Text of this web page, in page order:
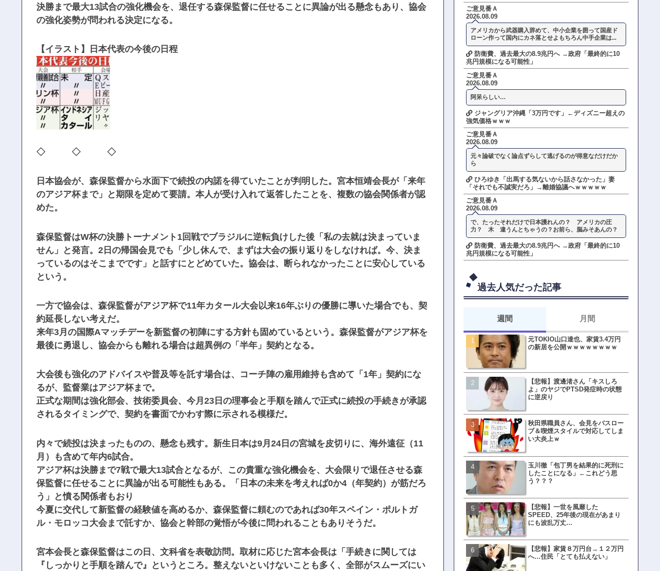
決勝まで最大13試合の強化機会を、退任する森保監督に任せることに異論が出る懸念もあり、協会
の強化姿勢が問われる決定になる。
【イラスト】日本代表の今後の日程
◇ ◇ ◇
日本協会が、森保監督から水面下で続投の内諾を得ていたことが判明した。宮本恒靖会長が「来年
のアジア杯まで」と期限を定めて要請。本人が受け入れて返答したことを、複数の協会関係者が認
めた。
森保監督はW杯の決勝トーナメント1回戦でブラジルに逆転負けした後「私の去就は決まっていま
せん」と発言。2日の帰国会見でも「少し休んで、まずは大会の振り返りをしなければ。今、決ま
っているのはそこまでです」と話すにとどめていた。協会は、断られなかったことに安心している
という。
一方で協会は、森保監督がアジア杯で11年カタール大会以来16年ぶりの優勝に導いた場合でも、契
約延長しない考えだ。
来年3月の国際Aマッチデーを新監督の初陣にする方針も固めているという。森保監督がアジア杯を
最後に勇退し、協会からも離れる場合は超異例の「半年」契約となる。
大会後も強化のアドバイスや普及等を託す場合は、コーチ陣の雇用維持も含めて「1年」契約にな
るが、監督業はアジア杯まで。
正式な期間は強化部会、技術委員会、今月23日の理事会と手順を踏んで正式に続投の手続きが承認
されるタイミングで、契約を書面でかわす際に示される模様だ。
内々で続投は決まったものの、懸念も残す。新生日本は9月24日の宮城を皮切りに、海外遠征（11
月）も含めて年内6試合。
アジア杯は決勝まで7戦で最大13試合となるが、この貴重な強化機会を、大会限りで退任させる森
保監督に任せることに異論が出る可能性もある。「日本の未来を考えれば0か4（年契約）が筋だろ
う」と憤る関係者もおり
今夏に交代して新監督の経験値を高めるか、森保監督に頼むのであれば30年スペイン・ポルトガ
ル・モロッコ大会まで託すか、協会と幹部の覚悟が今後に問われることもありそうだ。
宮本会長と森保監督はこの日、文科省を表敬訪問。取材に応じた宮本会長は「手続きに関しては
『しっかりと手順を踏んで』というところ。整えないといけないことも多く、全部がスムーズにい
ご意見番Ａ
2026.08.09
アメリカから武器購入辞めて、中小企業を囲って国産ド
ローン作って国内にカネ落とせよもちろん中手企業は...
防衛費、過去最大の8.9兆円へ →政府「最終的に10
兆円規模になる可能性」
ご意見番Ａ
2026.08.09
阿呆らしい…
ジャングリア沖縄「3万円です」←ディズニー超えの
強気価格ｗｗｗ
ご意見番Ａ
2026.08.09
元々論破でなく論点ずらして逃げるのが得意なだけだか
ら
ひろゆき「出馬する気ないから話さなかった」妻
「それでも不誠実だろ」→離婚協議へｗｗｗｗｗ
ご意見番Ａ
2026.08.09
で、たったそれだけで日本護れんの？ アメリカの圧
力？ 木 違うんとちゃうの？お前ら、脳みそあんの？
防衛費、過去最大の8.9兆円へ →政府「最終的に10
兆円規模になる可能性」
過去人気だった記事
週間
元TOKIO山口達也、家賃3.4万円
の新居を公開ｗｗｗｗｗｗｗｗ
【悲報】渡邊渚さん「キスしろ
よ」のヤジでPTSD発症時の状態
に逆戻り
秋田県職員さん、会見をバスロー
ブ＆喫煙スタイルで対応してしま
い大炎上ｗ
玉川徹「包丁男を結果的に死刑に
したことになる」←これどう思
う？？？
【悲報】一世を風靡した
SPEED、25年後の現在があまり
にも波乱万丈…
【悲報】家賃８万円台→１２万円
へ…住民「とても払えない」
月間
【悲報】東京着く前にHP尽
方民ｗｗｗ移動だけで瀕死
【ファーw】水着女子さん
オッサン盗撮してる…通報
皇族確保策、天皇陛下の一
界ピリつくｗｗｗ
文春、沖縄問題の"触れては
ない話"を暴露してしまうｗ
ランサムウェア攻撃を受け
レイ、わずか10日で復旧し
福岡テレビ局にとんでもな
アナが入社してしまうｗｗｗ